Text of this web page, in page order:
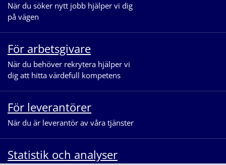
När du söker nytt jobb hjälper vi dig
på vägen
För arbetsgivare
När du behöver rekrytera hjälper vi
dig att hitta värdefull kompetens
För leverantörer
När du är leverantör av våra tjänster
Statistik och analyser